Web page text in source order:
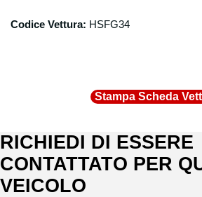
Codice Vettura: HSFG34
Stampa Scheda
RICHIEDI DI ESSERE
CONTATTATO PER
VEICOLO